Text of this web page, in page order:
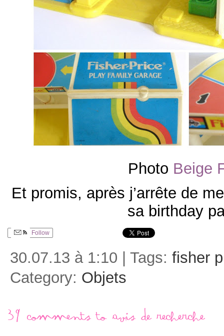
Photo Beige
Et promis, après j’arrête de
sa birthday
Follow
30.07.13 à 1:10 | Tags: fisher
Category: Objets
39 comments to Avis de recherche